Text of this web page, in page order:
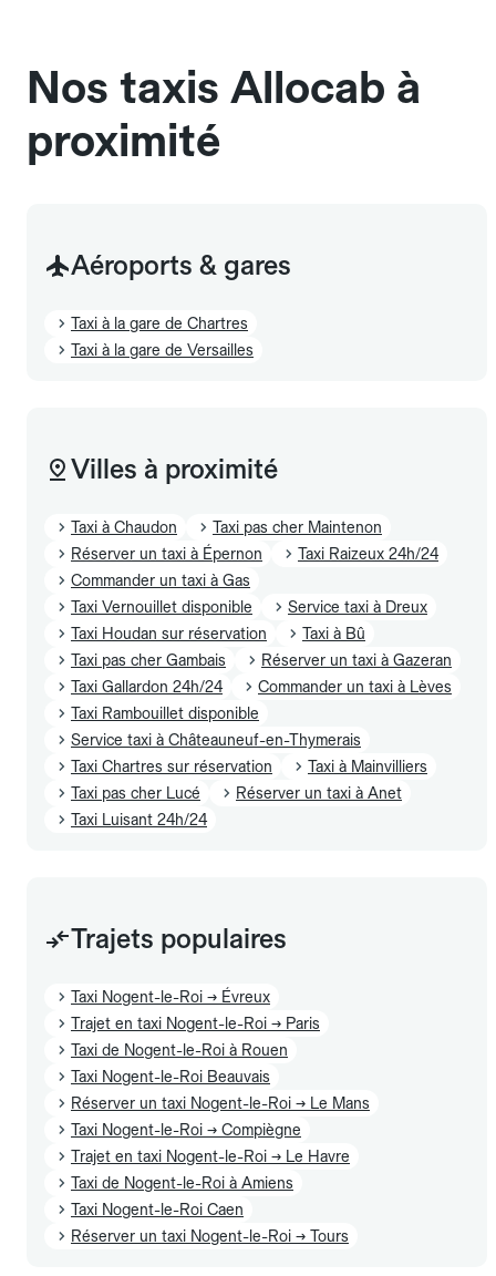
Nos taxis Allocab à
proximité
Aéroports & gares
Taxi à la gare de Chartres
Taxi à la gare de Versailles
Villes à proximité
Taxi à Chaudon
Taxi pas cher Maintenon
Réserver un taxi à Épernon
Taxi Raizeux 24h/24
Commander un taxi à Gas
Taxi Vernouillet disponible
Service taxi à Dreux
Taxi Houdan sur réservation
Taxi à Bû
Taxi pas cher Gambais
Réserver un taxi à Gazeran
Taxi Gallardon 24h/24
Commander un taxi à Lèves
Taxi Rambouillet disponible
Service taxi à Châteauneuf-en-Thymerais
Taxi Chartres sur réservation
Taxi à Mainvilliers
Taxi pas cher Lucé
Réserver un taxi à Anet
Taxi Luisant 24h/24
Trajets populaires
Taxi Nogent-le-Roi → Évreux
Trajet en taxi Nogent-le-Roi → Paris
Taxi de Nogent-le-Roi à Rouen
Taxi Nogent-le-Roi Beauvais
Réserver un taxi Nogent-le-Roi → Le Mans
Taxi Nogent-le-Roi → Compiègne
Trajet en taxi Nogent-le-Roi → Le Havre
Taxi de Nogent-le-Roi à Amiens
Taxi Nogent-le-Roi Caen
Réserver un taxi Nogent-le-Roi → Tours